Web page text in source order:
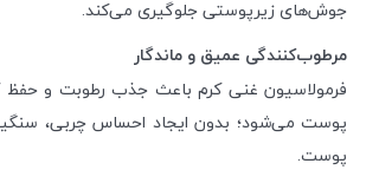
جوش‌های زیرپوستی جلوگیری می‌کند.
مرطوب‌کنندگی عمیق و ماندگار
فرمولاسیون غنی کرم باعث جذب رطوبت و حفظ
پوست می‌شود؛ بدون ایجاد احساس چربی،
پوست.